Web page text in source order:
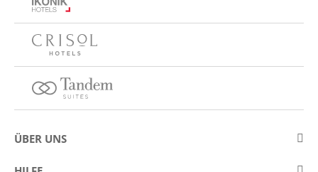
ÜBER UNS
Über Eurostars Hotel Company